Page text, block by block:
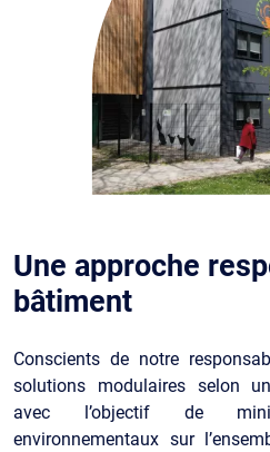
Une approche
bâtiment
Conscients de notre
solutions modulaires selon
avec l’objectif de
environnementaux sur